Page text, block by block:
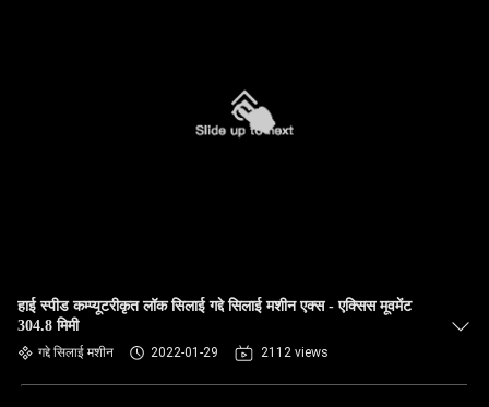
हाई स्पीड कम्प्यूटरीकृत लॉक सिलाई गद्दे सिलाई मशीन एक्स - एक्सिस मूवमेंट
304.8 मिमी
गद्दे सिलाई मशीन 2022-01-29 2112 views